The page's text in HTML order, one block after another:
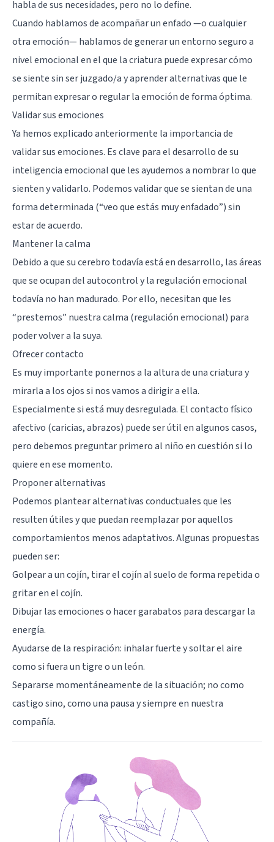
habla de sus necesidades, pero no lo define.
Cuando hablamos de acompañar un enfado —o cualquier
otra emoción— hablamos de generar un entorno seguro a
nivel emocional en el que la criatura puede expresar cómo
se siente sin ser juzgado/a y aprender alternativas que le
permitan expresar o regular la emoción de forma óptima.
Validar sus emociones
Ya hemos explicado anteriormente la importancia de
validar sus emociones. Es clave para el desarrollo de su
inteligencia emocional que les ayudemos a nombrar lo que
sienten y validarlo. Podemos validar que se sientan de una
forma determinada (“veo que estás muy enfadado”) sin
estar de acuerdo.
Mantener la calma
Debido a que su cerebro todavía está en desarrollo, las áreas
que se ocupan del autocontrol y la regulación emocional
todavía no han madurado. Por ello, necesitan que les
“prestemos” nuestra calma (regulación emocional) para
poder volver a la suya.
Ofrecer contacto
Es muy importante ponernos a la altura de una criatura y
mirarla a los ojos si nos vamos a dirigir a ella.
Especialmente si está muy desregulada. El contacto físico
afectivo (caricias, abrazos) puede ser útil en algunos casos,
pero debemos preguntar primero al niño en cuestión si lo
quiere en ese momento.
Proponer alternativas
Podemos plantear alternativas conductuales que les
resulten útiles y que puedan reemplazar por aquellos
comportamientos menos adaptativos. Algunas propuestas
pueden ser:
Golpear a un cojín, tirar el cojín al suelo de forma repetida o
gritar en el cojín.
Dibujar las emociones o hacer garabatos para descargar la
energía.
Ayudarse de la respiración: inhalar fuerte y soltar el aire
como si fuera un tigre o un león.
Separarse momentáneamente de la situación; no como
castigo sino, como una pausa y siempre en nuestra
compañía.